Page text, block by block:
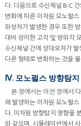
다. 다음으로 수신채널 B-C
변화에 따른 이차원 모노펄
위상차가 발생한 경우 또한
대비 상이한 고각 및 방위각
수신채널 간에 상대오차가
다른 형태로 변화하는 것을
Ⅳ. 모노펄스 방향탐
본 장에서는 이전 장에서
해 발생하는 이차원 모노펄
다. 이차원 방향탐지 영향을
와 같으며, 시뮬레이션에서